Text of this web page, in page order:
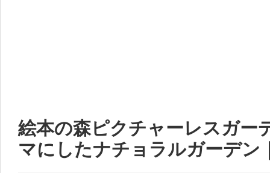
絵本の森ピクチャーレスガー
マにしたナチョラルガーデン